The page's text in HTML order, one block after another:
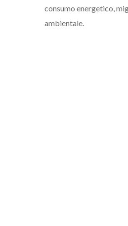
consumo energetico,
ambientale.